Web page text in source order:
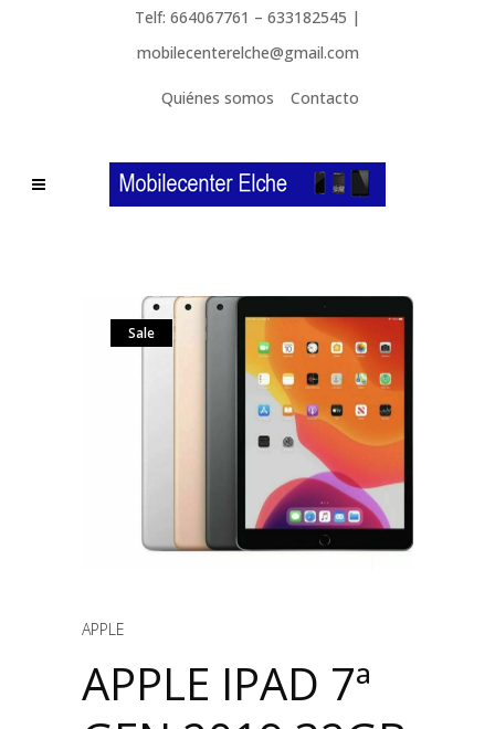
Telf: 664067761 – 633182545 |
mobilecenterelche@gmail.com
Quiénes somos Contacto
Sale
APPLE
APPLE IPAD 7ª